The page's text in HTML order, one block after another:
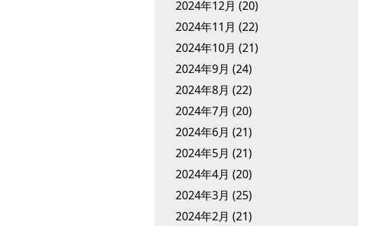
2024年12月 (20)
2024年11月 (22)
2024年10月 (21)
2024年9月 (24)
2024年8月 (22)
2024年7月 (20)
2024年6月 (21)
2024年5月 (21)
2024年4月 (20)
2024年3月 (25)
2024年2月 (21)